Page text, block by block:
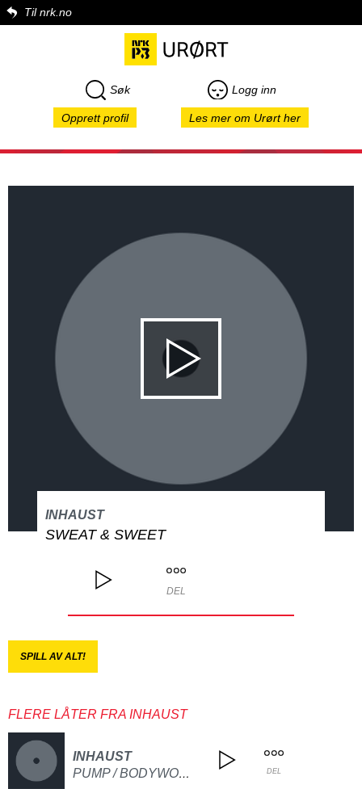
Til nrk.no
Søk Logg inn
Opprett profil Les mer om Urørt her
INHAUST
SWEAT & SWEET
DEL
SPILL AV ALT!
FLERE LÅTER FRA INHAUST
INHAUST
PUMP / BODYWORKING DEL